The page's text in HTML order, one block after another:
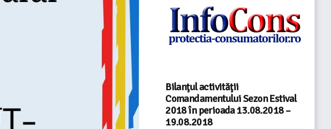
Bilanţul activităţii
Comandamentului Sezon Estival
2018 în perioada 13.08.2018 –
19.08.2018